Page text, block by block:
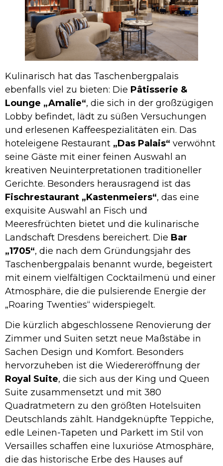
Kulinarisch hat das Taschenbergpalais
ebenfalls viel zu bieten: Die Pâtisserie &
Lounge „Amalie“, die sich in der großzügigen
Lobby befindet, lädt zu süßen Versuchungen
und erlesenen Kaffeespezialitäten ein. Das
hoteleigene Restaurant „Das Palais“ verwöhnt
seine Gäste mit einer feinen Auswahl an
kreativen Neuinterpretationen traditioneller
Gerichte. Besonders herausragend ist das
Fischrestaurant „Kastenmeiers“, das eine
exquisite Auswahl an Fisch und
Meeresfrüchten bietet und die kulinarische
Landschaft Dresdens bereichert. Die Bar
„1705“, die nach dem Gründungsjahr des
Taschenbergpalais benannt wurde, begeistert
mit einem vielfältigen Cocktailmenü und einer
Atmosphäre, die die pulsierende Energie der
„Roaring Twenties“ widerspiegelt.
Die kürzlich abgeschlossene Renovierung der
Zimmer und Suiten setzt neue Maßstäbe in
Sachen Design und Komfort. Besonders
hervorzuheben ist die Wiedereröffnung der
Royal Suite, die sich aus der King und Queen
Suite zusammensetzt und mit 380
Quadratmetern zu den größten Hotelsuiten
Deutschlands zählt. Handgeknüpfte Teppiche,
edle Leinen-Tapeten und Parkett im Stil von
Versailles schaffen eine luxuriöse Atmosphäre,
die das historische Erbe des Hauses auf